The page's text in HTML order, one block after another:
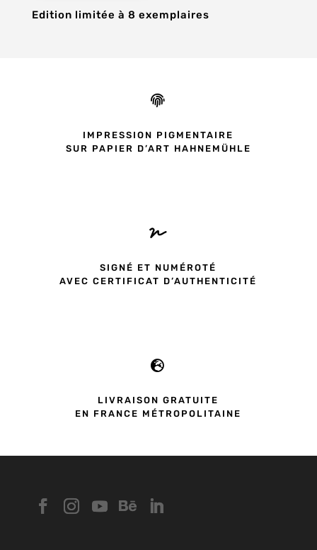
Edition limitée à 8 exemplaires

IMPRESSION PIGMENTAIRE
SUR PAPIER D’ART HAHNEMÜHLE

SIGNÉ ET NUMÉROTÉ
AVEC CERTIFICAT D’AUTHENTICITÉ

LIVRAISON GRATUITE
EN FRANCE MÉTROPOLITAINE